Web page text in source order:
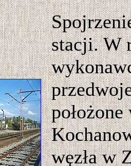
stacji. W
węzła w